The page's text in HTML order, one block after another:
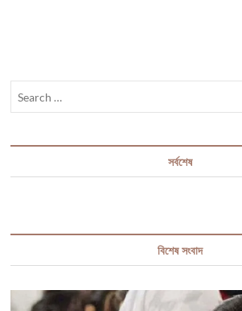
সর্বশেষ
বিশেষ সংবাদ